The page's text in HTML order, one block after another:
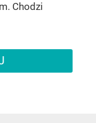
Chodzi